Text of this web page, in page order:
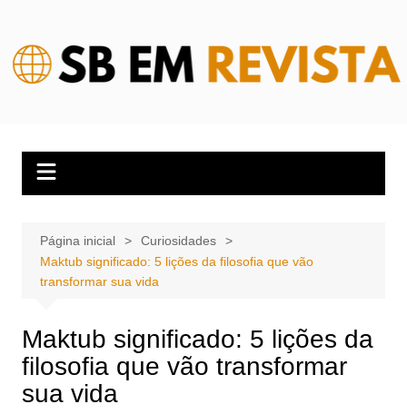
conteúdo
Página inicial
Curiosidades
Maktub significado: 5 lições da filosofia que vão
transformar sua vida
Maktub significado: 5 lições da
filosofia que vão transformar
sua vida